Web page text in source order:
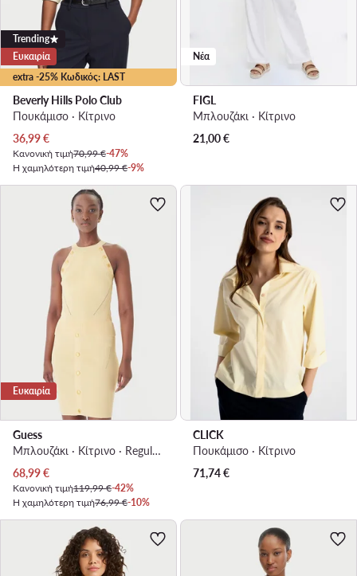
extra -25% Κωδικός: LAST
Trending
Ευκαιρία
Beverly Hills Polo Club
Πουκάμισο · Κίτρινο
Τρέχουσα τιμή
36,99€
Κανονική τιμή70,99 €-47%
Η χαμηλότερη τιμή40,99 €-9%
Νέα
FIGL
Μπλουζάκι · Κίτρινο
21,00€
Ευκαιρία
Guess
Μπλουζάκι · Κίτρινο · Regular Fit
Τρέχουσα τιμή
68,99€
Κανονική τιμή119,99 €-42%
Η χαμηλότερη τιμή76,99 €-10%
CLICK
Πουκάμισο · Κίτρινο
71,74€